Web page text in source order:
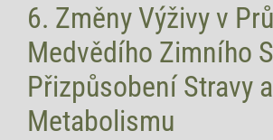
6. Změny Výživy v
Medvědího⁢ Zimního
Přizpůsobení Stravy a
Metabolismu